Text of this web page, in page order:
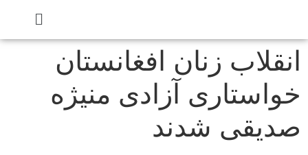
انقلاب زنان افغانستان
خواستاری آزادی منیژه
صدیقی شدند